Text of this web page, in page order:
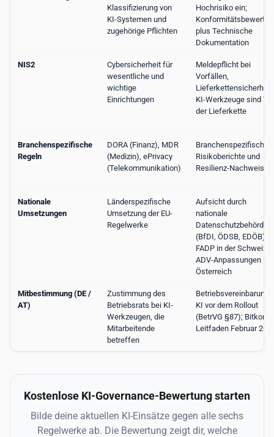
Klassifizierung von
KI-Systemen und
zugehörige Pflichten
Hochrisiko ein;
plus Technische
Dokumentation
NIS2
Cybersicherheit für
wesentliche und
wichtige
Einrichtungen
Meldepflicht bei
Vorfällen,
Lieferkettensicherheit;
KI-Werkzeuge sind
der Lieferkette
Branchenspezifische
Regeln
DORA (Finanz), MDR
(Medizin), ePrivacy
(Telekommunikation)
Branchenspezifische
Risikoberichte und
Resilienz-Nachweise
Nationale
Umsetzungen
Länderspezifische
Umsetzung der EU-
Regelwerke
Aufsicht durch
nationale
Datenschutzbehörden
(BfDI, ÖDSB, EDÖB);
FADP in der Schweiz,
ADV-Anpassungen in
Österreich
Mitbestimmung (DE /
AT)
Zustimmung des
Betriebsrats bei KI-
Werkzeugen, die
Mitarbeitende
betreffen
Betriebsvereinbarung
KI vor dem Rollout
(BetrVG §87); Bitkom-
Leitfaden Februar
Kostenlose KI-Governance-Bewertung starten
Bilde deine aktuellen KI-Einsätze gegen alle sechs
Regelwerke ab. Die Bewertung zeigt dir, welche